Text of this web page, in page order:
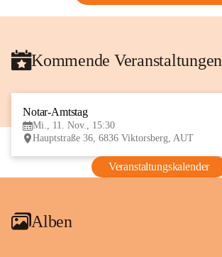
Kommende Veranstaltungen
Notar-Amtstag
Mi., 11. Nov., 15:30
Hauptstraße 36, 6836 Viktorsberg, AUT
Veranstaltungskalender
Alben